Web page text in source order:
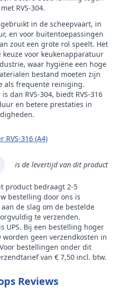
RVS-304.
gebruikt in de scheepvaart, in
en voor buitentoepassingen
zout een grote rol speelt. Het
keuze voor keukenapparatuur
waar hygiëne een hoge
bestand moeten zijn
als frequente reiniging.
dan RVS-304, biedt RVS-316
en betere prestaties in
316 (A4)
is de levertijd van dit product
product bedraagt 2-5
bestelling door ons is
de slag om de bestelde
te verzenden.
UPS. Bij een bestelling hoger
geen verzendkosten in
bestellingen onder dit
van € 7,50 incl. btw.
Reviews